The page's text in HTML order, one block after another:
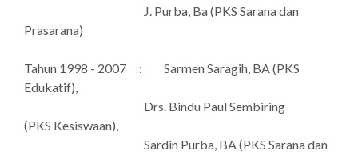
J. Purba, Ba (PKS Sarana dan
Prasarana)
Tahun 1998 - 2007
: Sarmen Saragih, BA (PKS
Edukatif),
Drs. Bindu Paul Sembiring
(PKS Kesiswaan),
Sardin Purba, BA (PKS Sarana dan